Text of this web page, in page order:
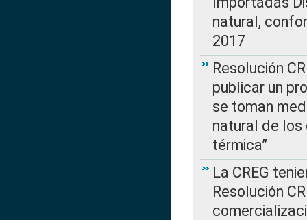
natural,
2017
Resolución
publicar un
se toman
natural de los
térmica”
La CREG
Resolución